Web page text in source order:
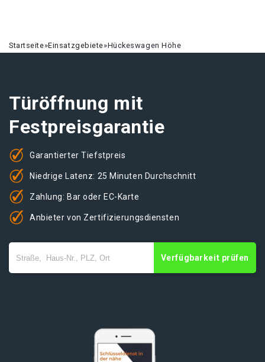
Startseite»Einsatzgebiete»Hückeswagen Höhe
Türöffnung mit
Festpreisgarantie
Garantierter Tiefstpreis
Niedrige Latenz: 25 Minuten Durchschnitt
Zahlung: Bar oder EC-Karte
Anbieter von Zertifizierungsdiensten
Verfügbarkeit prüfen